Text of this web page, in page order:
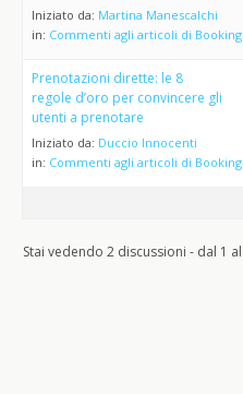
Iniziato da: Martina Manescalchi
in: Commenti agli articoli di
Prenotazioni dirette: le 8
regole d’oro per convincere gli
utenti a prenotare
Iniziato da: Duccio Innocenti
in: Commenti agli articoli di
Stai vedendo 2 discussioni - dal 1